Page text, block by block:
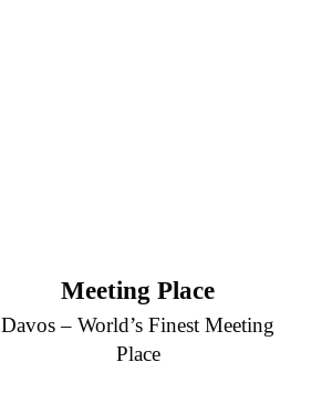
Meeting Place
Davos – World’s Finest Meeting
Place